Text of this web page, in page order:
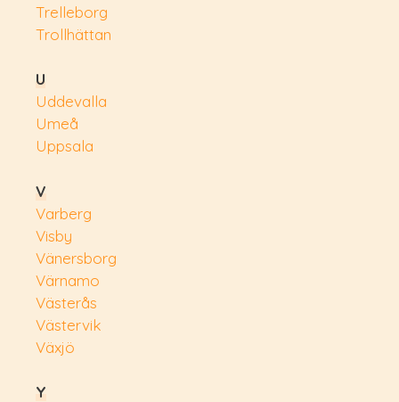
Trelleborg
Trollhättan
U
Uddevalla
Umeå
Uppsala
V
Varberg
Visby
Vänersborg
Värnamo
Västerås
Västervik
Växjö
Y